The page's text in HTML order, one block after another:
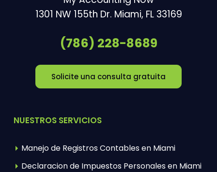
1301 NW 155th Dr. Miami, FL 33169
(786) 228-8689
Solicite una consulta gratuita
NUESTROS SERVICIOS
Manejo de Registros Contables en Miami
Declaracion de Impuestos Personales en Miami